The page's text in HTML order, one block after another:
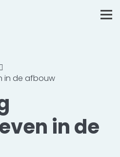
in de afbouw
in de